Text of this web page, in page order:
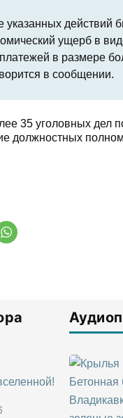
указанных действий
ущерб в
в размере
в сообщении.
35 уголовных дел
должностных